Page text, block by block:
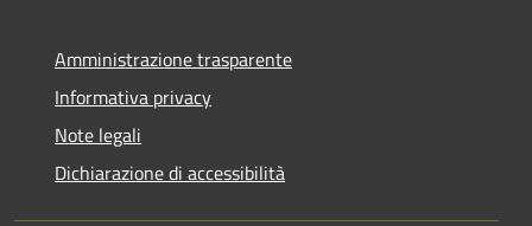
Amministrazione trasparente
Informativa privacy
Note legali
Dichiarazione di accessibilità